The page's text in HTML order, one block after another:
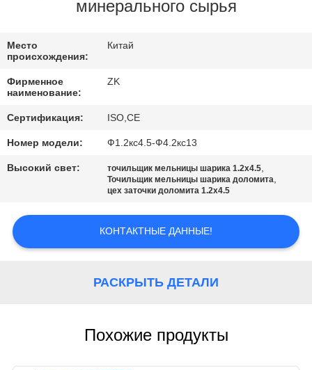
ФАБРИКИ
ПРОВЕРКА
КАЧЕСТВА
СВЯЖИТЕСЬ
НОВОСТИ
минерального сырья
Место
происхождения:
Китай
Фирменное
наименование:
ZK
Сертификация: ISO,CE
Номер модели: Ф1.2кс4.5-Ф4.2кс13
Высокий свет: точильщик мельницы шарика 1.2x4.5,
Точильщик мельницы шарика доломита,
цех заточки доломита 1.2x4.5
КОНТАКТНЫЕ ДАННЫЕ!
РАСКРЫТЬ ДЕТАЛИ
Похожие продукты